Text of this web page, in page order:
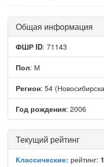
Общая информация
ФШР ID: 71143
Пол: М
Регион: 54
Год рождения: 2006
Текущий рейтинг
Классические: рейтинг: